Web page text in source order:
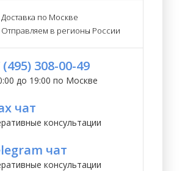
Доставка по Москве
Отправляем в регионы России
(495) 308-00-49
до 19:00 по Москве
чат
консультации
чат
консультации